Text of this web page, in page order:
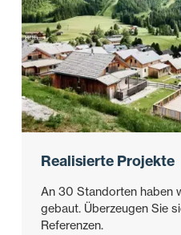
Realisierte Projekte
An 30 Standorten haben
gebaut. Überzeugen Sie
Referenzen.